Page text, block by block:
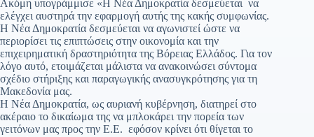
Ακόμη υπογράμμισε «Η Νέα Δημοκρατία δεσμεύεται να
ελέγχει αυστηρά την εφαρμογή αυτής της κακής συμφωνίας.
Η Νέα Δημοκρατία δεσμεύεται να αγωνιστεί ώστε να
περιορίσει τις επιπτώσεις στην οικονομία και την
επιχειρηματική δραστηριότητα της Βόρειας Ελλάδος. Για τον
λόγο αυτό, ετοιμάζεται μάλιστα να ανακοινώσει σύντομα
σχέδιο στήριξης και παραγωγικής ανασυγκρότησης για τη
Μακεδονία μας.
Η Νέα Δημοκρατία, ως αυριανή κυβέρνηση, διατηρεί στο
ακέραιο το δικαίωμα της να μπλοκάρει την πορεία των
γειτόνων μας προς την Ε.Ε. εφόσον κρίνει ότι θίγεται το